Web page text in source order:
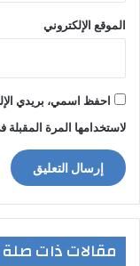
الموقع الإلكتروني
احفظ اسمي، بريدي
لاستخدامها المرة المقبلة
مقالات ذات صلة